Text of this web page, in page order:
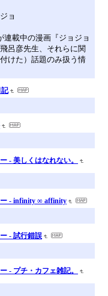
ョ
載中の漫画『ジョジョ
呂彦先生、それらに関
けた）話題のみ扱う情
- 美しくはなれない。
- infinity ∞ affinity
- 試行錯誤
- プチ・カフェ雑記。